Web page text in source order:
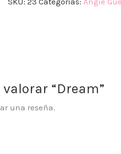
“Dream”
una reseña.